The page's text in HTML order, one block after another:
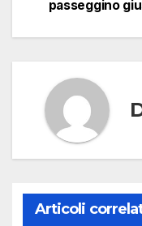
passeggino
Articoli